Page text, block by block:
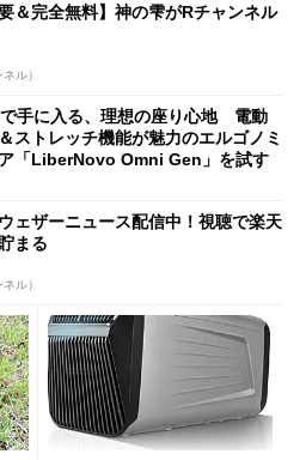
要＆完全無料】神の雫がRチャンネル
ル）
手に入る、理想の座り心地 電動
ストレッチ機能が魅力のエルゴノミ
「LiberNovo Omni Gen」を試す
ウェザーニュース配信中！視聴で楽天
まる
ル）